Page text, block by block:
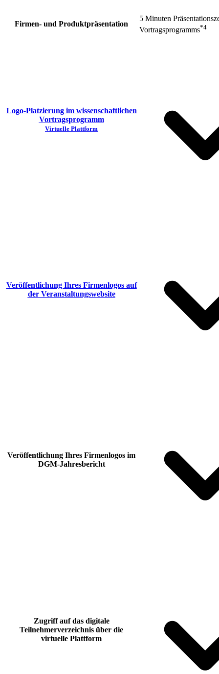
Firmen- und Produktpräsentation
5 Minuten
Vortragsprogramms*4
Logo-Platzierung im wissenschaftlichen
Vortragsprogramm
Virtuelle Plattform
Veröffentlichung Ihres Firmenlogos auf
der Veranstaltungswebsite
Veröffentlichung Ihres Firmenlogos im
DGM-Jahresbericht
Zugriff auf das digitale
Teilnehmerverzeichnis über die
virtuelle Plattform